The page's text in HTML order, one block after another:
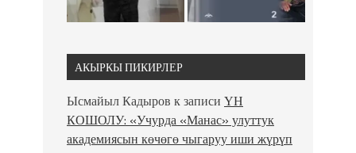
АКЫРКЫ ПИКИРЛЕР
Ысмайыл Кадыров к записи ҮН
КОШОЛУ: «Учурда «Манас» улуттук
академиясын көчөгө чыгаруу иши жүрүп